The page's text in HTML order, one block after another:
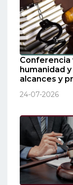
Conferencia
humanidad
alcances y
24-07-2026